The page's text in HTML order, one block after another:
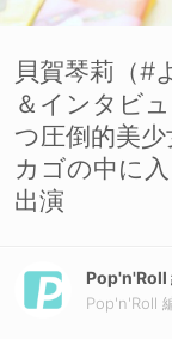
貝賀琴莉（#
＆インタビ
つ圧倒的美
カゴの中に
出演
Pop'n'Roll
Pop'n'Roll